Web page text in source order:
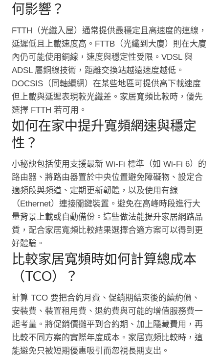
何影響？
FTTH（光纖入屋）通常提供最穩定且高速度的連線，
延遲低且上載速度高。FTTB（光纖到大廈）則在大廈
內仍可能使用銅線，速度與穩定性受限。VDSL 與
ADSL 屬銅線技術，距離交換站越遠速度越低。
DOCSIS（同軸纜網）在某些地區可提供高下載速度
但上載與延遲表現較光纖差。家居寬頻比較時，優先
選擇 FTTH 若可用。
如何在家中提升寬頻網速與穩定
性？
小秘訣包括使用支援最新 Wi‑Fi 標準（如 Wi‑Fi 6）的
路由器、將路由器置於中央位置避免障礙物、設定合
適頻段與頻道、定期更新韌體，以及使用有線
（Ethernet）連接關鍵裝置。避免在高峰時段進行大
量背景上載或自動備份。這些做法能提升家居網路品
質，配合家居寬頻比較結果選擇合適方案可以得到更
好體驗。
比較家居寬頻時如何計算總成本
（TCO）？
計算 TCO 要把合約月費、促銷期結束後的續約價、
安裝費、裝置租用費、退約費與可能的增值服務費一
起考量。將促銷價攤平到合約期、加上隱藏費用，再
比較不同方案的實際年度成本。家居寬頻比較時，這
能避免只被短期優惠吸引而忽視長期支出。